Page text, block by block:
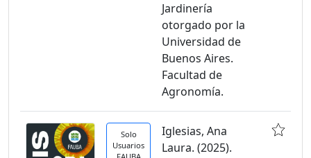
Jardinería
otorgado por la
Universidad de
Buenos Aires.
Facultad de
Agronomía.
Solo
Usuarios
Iglesias, Ana
Laura. (2025).